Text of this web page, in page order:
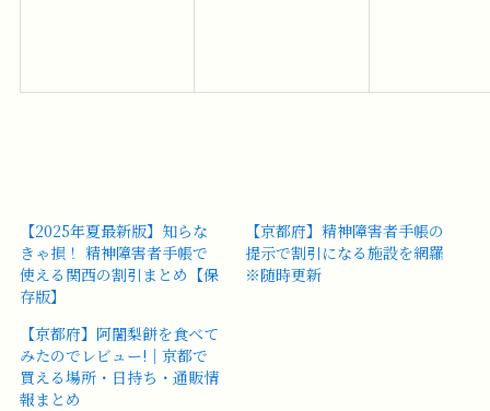
【2025年夏最新版】知らな
きゃ損！ 精神障害者手帳で
使える関西の割引まとめ【保
存版】
【京都府】精神障害者手帳の
提示で割引になる施設を網羅
※随時更新
【京都府】阿闍梨餅を食べて
みたのでレビュー!｜京都で
買える場所・日持ち・通販情
報まとめ